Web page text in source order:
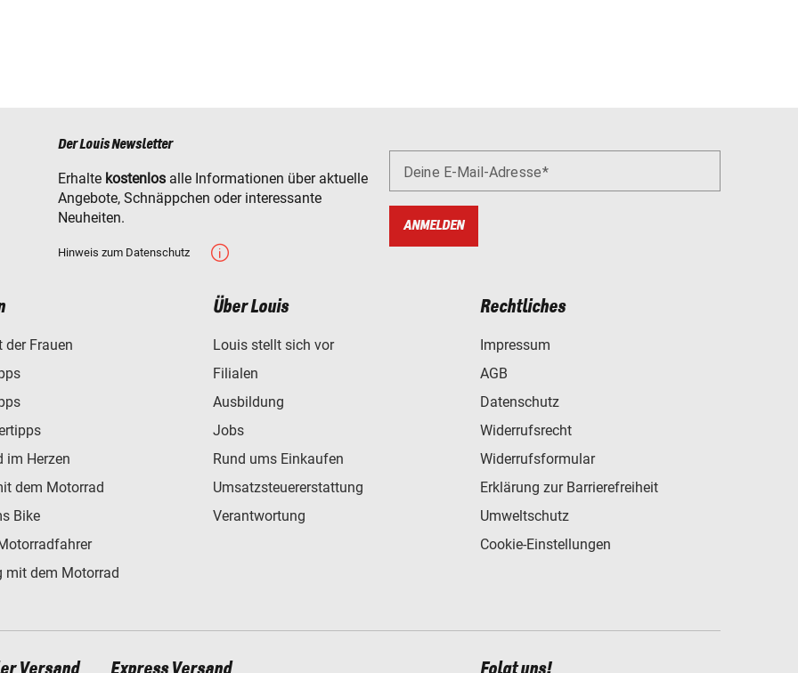
Der Louis Newsletter
Erhalte kostenlos alle Informationen über aktuelle
Angebote, Schnäppchen oder interessante
Neuheiten.
Hinweis zum Datenschutz
Deine E-Mail-Adresse
ANMELDEN
der Frauen
im Herzen
dem Motorrad
Bike
mit dem Motorrad
Über Louis
Louis stellt sich vor
Filialen
Ausbildung
Jobs
Rund ums Einkaufen
Umsatzsteuererstattung
Verantwortung
Rechtliches
Impressum
AGB
Datenschutz
Widerrufsrecht
Widerrufsformular
Erklärung zur Barrierefreiheit
Umweltschutz
Cookie-Einstellungen